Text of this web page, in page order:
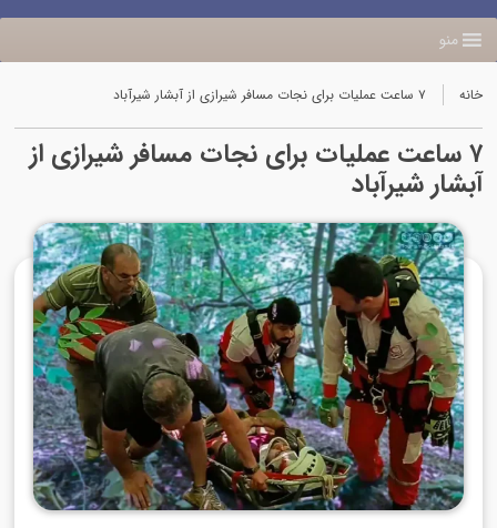
منو
خانه ۷ ساعت عملیات برای نجات مسافر شیرازی از آبشار شیرآباد
۷ ساعت عملیات برای نجات مسافر شیرازی از
آبشار شیرآباد